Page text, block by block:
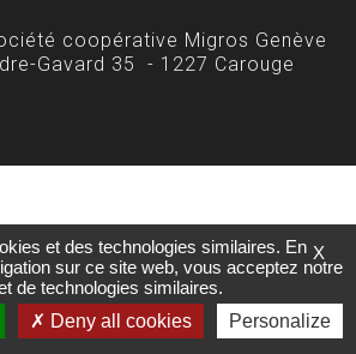
coopérative Migros Genève
Gavard 35 - 1227 Carouge
X
et des technologies similaires. En
sur ce site web, vous acceptez notre
de technologies similaires.
Deny all cookies Personalize